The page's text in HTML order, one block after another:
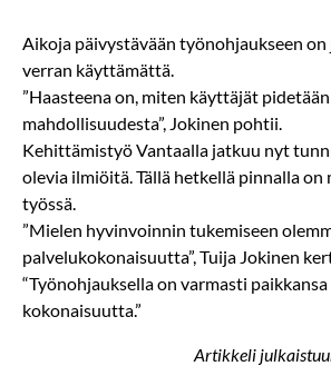
Aikoja päivystävään työnohjaukseen
verran käyttämättä.
”Haasteena on, miten käyttäjät
mahdollisuudesta”, Jokinen pohtii.
Kehittämistyö Vantaalla jatkuu nyt
olevia ilmiöitä. Tällä hetkellä pinnalla
työssä.
”Mielen hyvinvoinnin tukemiseen
palvelukokonaisuutta”, Tuija Jokinen
“Työnohjauksella on varmasti
kokonaisuutta.”
Artikkeli